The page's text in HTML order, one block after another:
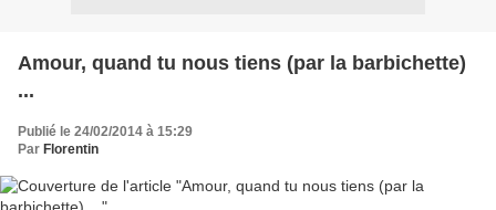
Amour, quand tu nous tiens (par la barbichette)
...
Publié le 24/02/2014 à 15:29
Par Florentin